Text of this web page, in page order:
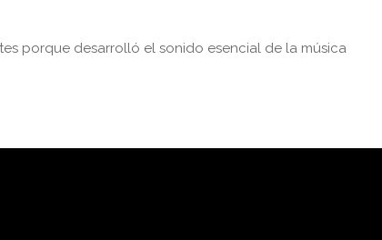
porque desarrolló el sonido esencial de la música